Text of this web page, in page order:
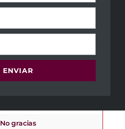
ENVIAR
No gracias